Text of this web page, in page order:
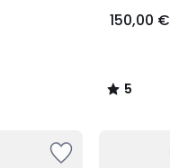
150,00 €
5
/